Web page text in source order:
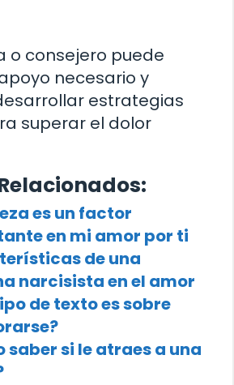
o consejero puede
necesario y
estrategias
superar el dolor
es un factor
en mi amor por ti
de una
narcisista en el amor
de texto es sobre
saber si le atraes a una